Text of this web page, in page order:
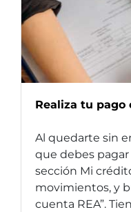
Realiza tu pago
Al quedarte sin
que debes pagar
sección Mi
movimientos, y
cuenta REA”.